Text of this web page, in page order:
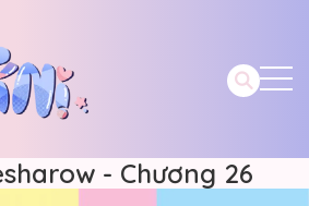
- Chương 26